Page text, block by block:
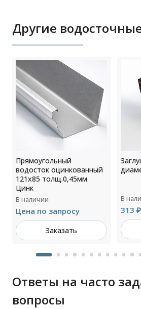
Другие
Прямоугольный
водосток оцинкованный
121х85 толщ.0,45мм
Цинк
В наличии
Цена по запросу
Заказать
В
313
Ответы на часто
вопросы